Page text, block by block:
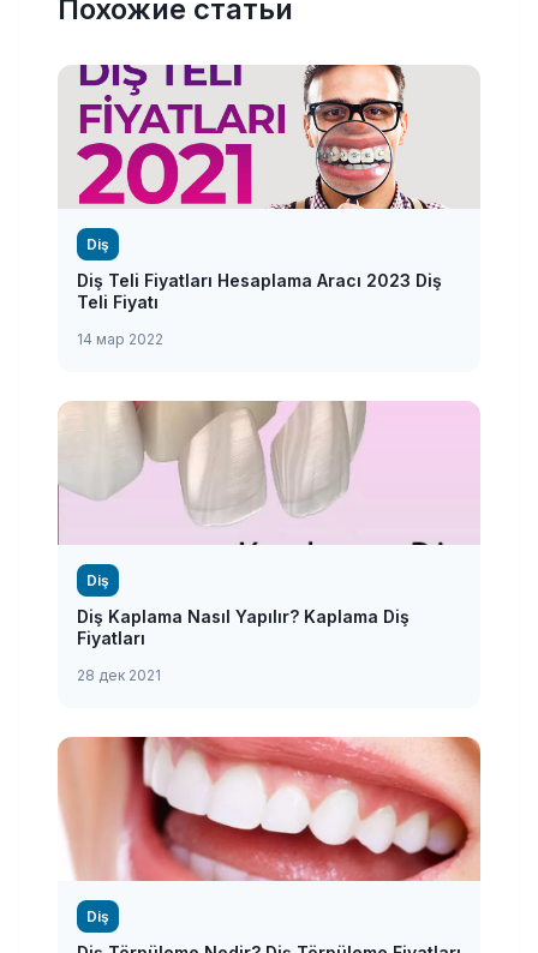
Похожие статьи
Diş
Diş Teli Fiyatları Hesaplama Aracı 2023 Diş
Teli Fiyatı
14 мар 2022
Diş
Diş Kaplama Nasıl Yapılır? Kaplama Diş
Fiyatları
28 дек 2021
Diş